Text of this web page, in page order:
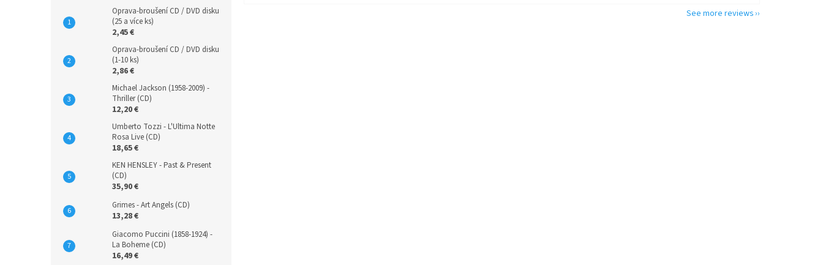
Oprava-broušení CD / DVD disku
(25 a více ks)
2,45 €
Oprava-broušení CD / DVD disku
(1-10 ks)
2,86 €
Michael Jackson (1958-2009) -
Thriller (CD)
12,20 €
Umberto Tozzi - L'Ultima Notte
Rosa Live (CD)
18,65 €
KEN HENSLEY - Past & Present
(CD)
35,90 €
Grimes - Art Angels (CD)
13,28 €
Giacomo Puccini (1858-1924) -
La Boheme (CD)
16,49 €
See more reviews